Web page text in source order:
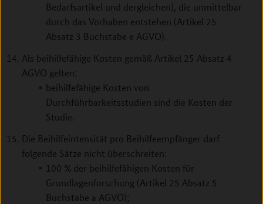
Bedarfsartikel und dergleichen), die unmittelbar
durch das Vorhaben entstehen (Artikel 25
Absatz 3 Buchstabe e AGVO).
Als beihilfefähige Kosten gemäß Artikel 25 Absatz 4
AGVO gelten:
beihilfefähige Kosten von
Durchführbarkeitsstudien sind die Kosten der
Studie.
Die Beihilfeintensität pro Beihilfeempfänger darf
folgende Sätze nicht überschreiten:
100 % der beihilfefähigen Kosten für
Grundlagenforschung (Artikel 25 Absatz 5
Buchstabe a AGVO);